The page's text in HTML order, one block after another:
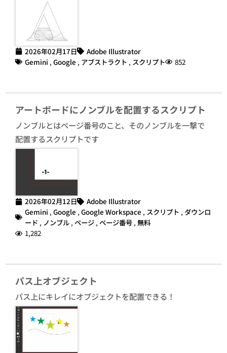
2026年02月17日
Adobe Illustrator
Gemini , Google , アブストラクト , スクリプト 852
アートボードにノンブルを配置するスクリプト
ノンブルとはページ番号のこと、そのノンブルを一撃で
配置するスクリプトです
2026年02月12日
Adobe Illustrator
Gemini , Google , Google Workspace , スクリプト , ダウンロ
ード , ノンブル , ページ , ページ番号 , 無料
1,282
パス上オブジェクト
パス上にキレイにオブジェクトを配置できる！